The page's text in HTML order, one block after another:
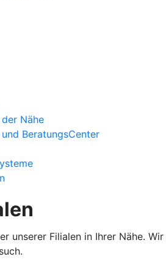
Nähe
BeratungsCenter
unserer Filialen in Ihrer Nähe. Wir